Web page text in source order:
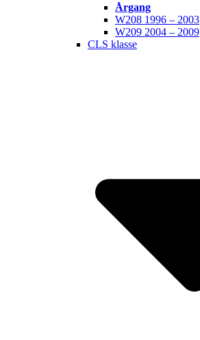
Årgang
W208 1996 – 2003
W209 2004 – 2009
CLS klasse